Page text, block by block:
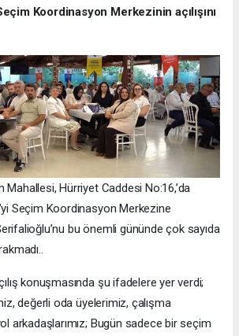
Koordinasyon Merkezinin açılışını
Mahallesi, Hürriyet Caddesi No:16,’da
Seçim Koordinasyon Merkezine
bu önemli gününde çok sayıda
konuşmasında şu ifadelere yer verdi;
değerli oda üyelerimiz, çalışma
arkadaşlarımız; Bugün sadece bir seçim